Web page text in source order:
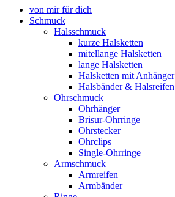
von mir für dich
Schmuck
Halsschmuck
kurze Halsketten
mitellange Halsketten
lange Halsketten
Halsketten mit Anhänger
Halsbänder & Halsreifen
Ohrschmuck
Ohrhänger
Brisur-Ohrringe
Ohrstecker
Ohrclips
Single-Ohrringe
Armschmuck
Armreifen
Armbänder